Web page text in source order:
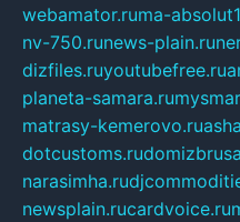
webamator.ruma-
nv-750.runews-plain.ru
dizfiles.ruyoutubefree.ru
planeta-samara.ru
matrasy-kemerovo.ru
dotcustoms.ru
narasimha.ru
newsplain.rucardvoice.ru